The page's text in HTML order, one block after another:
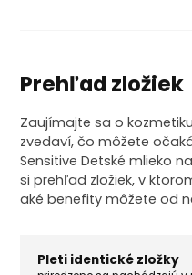
Prehľad zložiek
Zaujímajte sa o
zvedaví, čo môžete
Sensitive Detské mlieko
si prehľad zložiek, v
aké benefity môžete od
Pleti identické zložky